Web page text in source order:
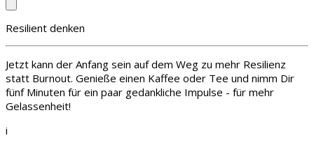
Resilient denken
Jetzt kann der Anfang sein auf dem Weg zu mehr Resilienz
statt Burnout. Genieße einen Kaffee oder Tee und nimm Dir
fünf Minuten für ein paar gedankliche Impulse - für mehr
Gelassenheit!
i